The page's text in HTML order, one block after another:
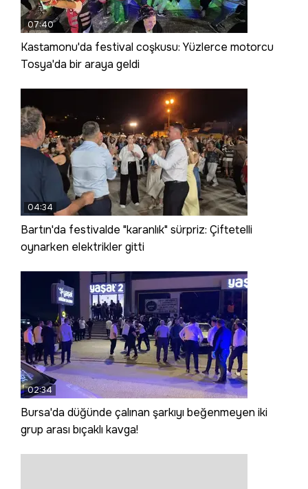
07:40
Kastamonu'da festival coşkusu: Yüzlerce motorcu
Tosya'da bir araya geldi
04:34
Bartın'da festivalde "karanlık" sürpriz: Çiftetelli
oynarken elektrikler gitti
02:34
Bursa'da düğünde çalınan şarkıyı beğenmeyen iki
grup arası bıçaklı kavga!